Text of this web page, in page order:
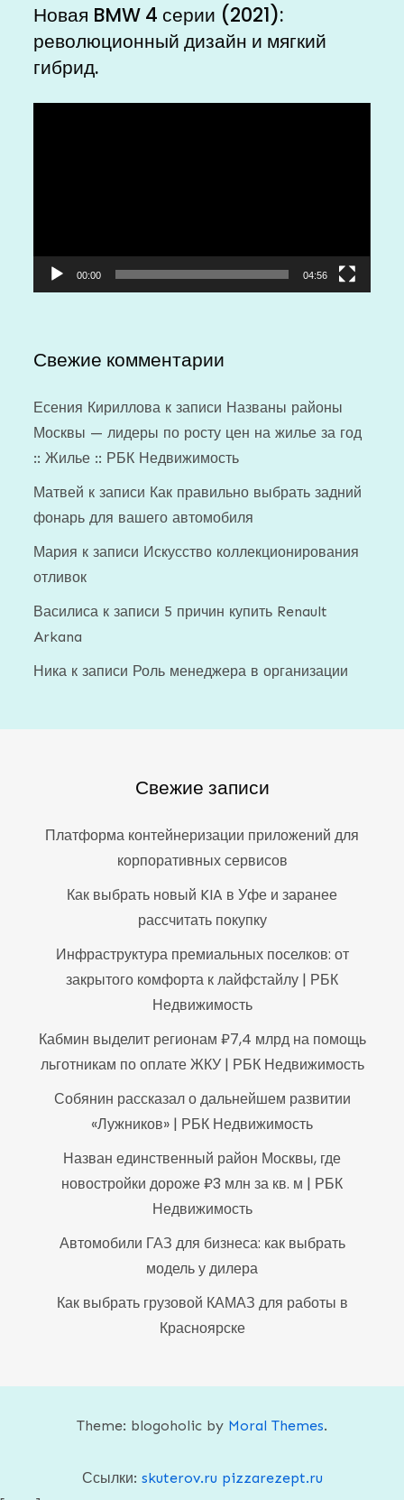
Новая BMW 4 серии (2021):
революционный дизайн и мягкий
гибрид.
00:00 04:56
Свежие комментарии
Есения Кириллова к записи Названы районы
Москвы — лидеры по росту цен на жилье за год
:: Жилье :: РБК Недвижимость
Матвей к записи Как правильно выбрать задний
фонарь для вашего автомобиля
Мария к записи Искусство коллекционирования
отливок
Василиса к записи 5 причин купить Renault
Arkana
Ника к записи Роль менеджера в организации
Свежие записи
Платформа контейнеризации приложений для
корпоративных сервисов
Как выбрать новый KIA в Уфе и заранее
рассчитать покупку
Инфраструктура премиальных поселков: от
закрытого комфорта к лайфстайлу | РБК
Недвижимость
Кабмин выделит регионам ₽7,4 млрд на помощь
льготникам по оплате ЖКУ | РБК Недвижимость
Собянин рассказал о дальнейшем развитии
«Лужников» | РБК Недвижимость
Назван единственный район Москвы, где
новостройки дороже ₽3 млн за кв. м | РБК
Недвижимость
Автомобили ГАЗ для бизнеса: как выбрать
модель у дилера
Как выбрать грузовой КАМАЗ для работы в
Красноярске
Theme: blogoholic by Moral Themes.
Ссылки: skuterov.ru pizzarezept.ru